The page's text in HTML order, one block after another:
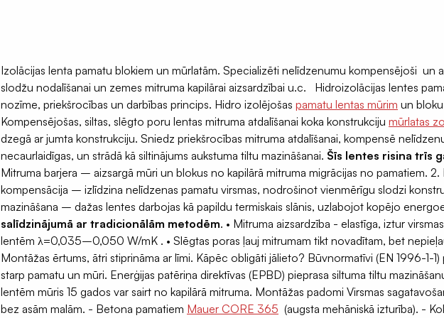
Izolācijas lenta pamatu blokiem un mūrlatām. Specializēti nelīdzenumu kompensējoši un
slodžu nodalīšanai un zemes mitruma kapilārai aizsardzībai u.c. Hidroizolācijas lentes
nozīme, priekšrocības un darbības princips. Hidro izolējošas pamatu lentas mūrim un
Kompensējošas, siltas, slēgto poru lentas mitruma atdalīšanai koka konstrukciju mūrlatas
dzegā ar jumta konstrukciju. Sniedz priekšrocības mitruma atdalīšanai, kompensē
necaurlaidīgas, un strādā kā siltinājums aukstuma tiltu mazināšanai. Šīs lentes risina trīs
Mitruma barjera – aizsargā mūri un blokus no kapilārā mitruma migrācijas no pamatiem. 2.
kompensācija – izlīdzina nelīdzenas pamatu virsmas, nodrošinot vienmērīgu slodzi
mazināšana – dažas lentes darbojas kā papildu termiskais slānis, uzlabojot kopējo
salīdzinājumā ar tradicionālām metodēm. • Mitruma aizsardzība - elastīga, iztur
lentēm λ=0,035–0,050 W/mK . • Slēgtas poras ļauj mitrumam tikt novadītam, bet
Montāžas ērtums, ātri stiprināma ar līmi. Kāpēc obligāti jālieto? Būvnormatīvi (EN 1996-1-1)
starp pamatu un mūri. Enerģijas patēriņa direktīvas (EPBD) pieprasa siltuma tiltu
lentēm mūris 15 gados var sairt no kapilārā mitruma. Montāžas padomi Virsmas
bez asām malām. - Betona pamatiem Mauer CORE 365 (augsta mehāniskā izturība). -